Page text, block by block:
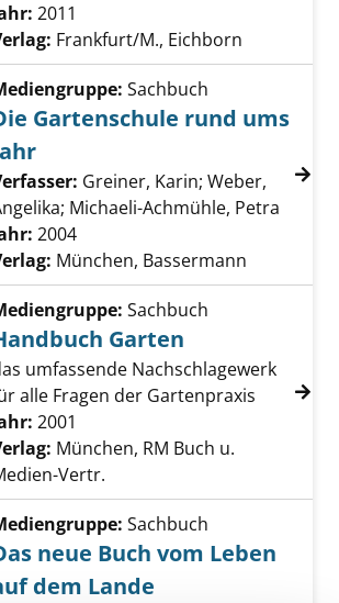
2011
Frankfurt/M., Eichborn
Details von Die Gartenschule rund
Sachbuch
Gartenschule rund ums
Greiner, Karin; Weber,
; Michaeli-Achmühle, Petra
2004
München, Bassermann
Details von Handbuch Garten
Sachbuch
Garten
umfassende Nachschlagewerk
alle Fragen der Gartenpraxis
nach diesem Verfasser
2001
München, RM Buch u.
Vertr.
Details von Das neue Buch vom
Sachbuch
neue Buch vom Leben
dem Lande